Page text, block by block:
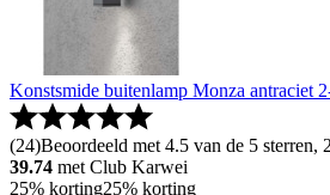
Konstsmide buitenlamp Monza antraciet
(24)Beoordeeld met 4.5 van de 5 sterren,
39.74 met Club Karwei
25% korting25% korting